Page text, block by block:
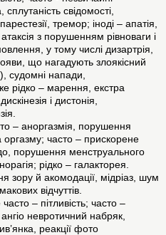
свідомості,
тремор; іноді – апатія,
з порушенням рівноваги і
у тому числі дизартрія,
що нагадують злоякісний
судомні напади,
рідко – марення, екстра
і дистонія,
– аноргазмія, порушення
оргазму; часто – прискорене
порушення менструального
рідко – галакторея.
зору й акомодації, мідріаз, шум
відчуттів.
– пітливість; часто –
невротичний набряк,
реакції фото